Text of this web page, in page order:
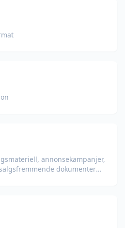
annonsekampanjer,
dokumenter